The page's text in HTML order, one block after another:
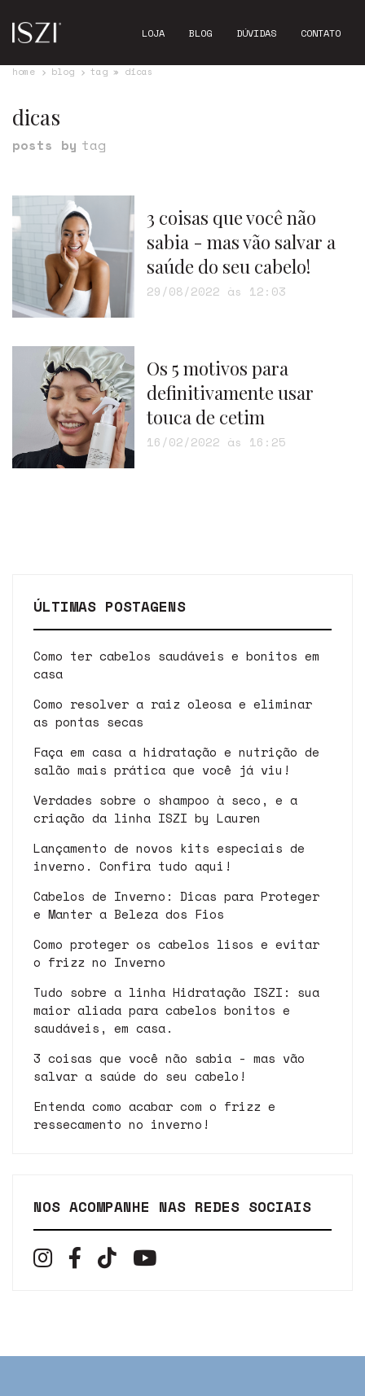
LOJA BLOG DÚVIDAS CONTATO
home blog tag » dicas
dicas
posts by tag
3 coisas que você não
sabia - mas vão salvar a
saúde do seu cabelo!
29/08/2022 às 12:03
Os 5 motivos para
definitivamente usar
touca de cetim
16/02/2022 às 16:25
ÚLTIMAS POSTAGENS
Como ter cabelos saudáveis e bonitos em
casa
Como resolver a raiz oleosa e eliminar
as pontas secas
Faça em casa a hidratação e nutrição de
salão mais prática que você já viu!
Verdades sobre o shampoo à seco, e a
criação da linha ISZI by Lauren
Lançamento de novos kits especiais de
inverno. Confira tudo aqui!
Cabelos de Inverno: Dicas para Proteger
e Manter a Beleza dos Fios
Como proteger os cabelos lisos e evitar
o frizz no Inverno
Tudo sobre a linha Hidratação ISZI: sua
maior aliada para cabelos bonitos e
saudáveis, em casa.
3 coisas que você não sabia - mas vão
salvar a saúde do seu cabelo!
Entenda como acabar com o frizz e
ressecamento no inverno!
NOS ACOMPANHE NAS REDES SOCIAIS